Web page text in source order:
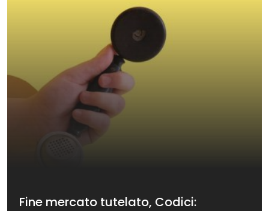
Fine mercato tutelato, Codici: